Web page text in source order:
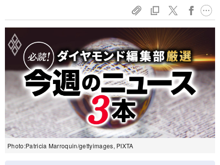
Photo:Patricia Marroquin/gettyimages, PIXTA